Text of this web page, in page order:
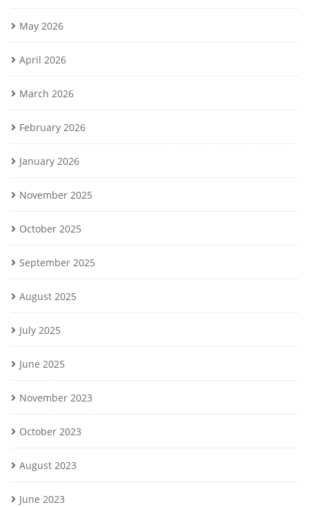
May 2026
April 2026
March 2026
February 2026
January 2026
November 2025
October 2025
September 2025
August 2025
July 2025
June 2025
November 2023
October 2023
August 2023
June 2023